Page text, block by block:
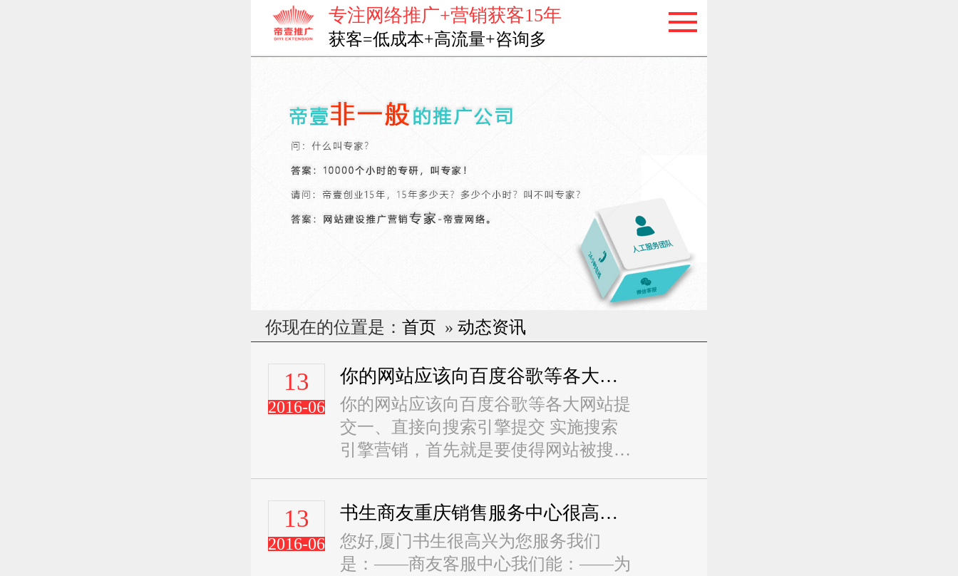
专注网络推广+营销获客15年
获客=低成本+高流量+咨询多
你现在的位置是： 首页 » 动态资讯
13
2016-06
你的网站应该向百度谷歌等各大网站提交
你的网站应该向百度谷歌等各大网站提
交一、直接向搜索引擎提交 实施搜索
引擎营销，首先就是要使得网站被搜索
13
2016-06
书生商友重庆销售服务中心很高兴为您服务-商友客服中心
您好,厦门书生很高兴为您服务我们
是：——商友客服中心我们能：——为